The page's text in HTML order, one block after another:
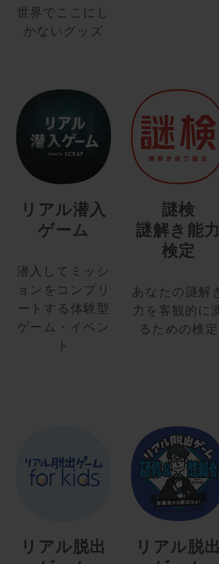
世界でここにし
かないグッズ
リアル潜入
ゲーム
潜入してミッシ
ョンをコンプリ
ートする体験型
ゲーム・イベン
ト
謎検
謎解き能
検定
あなたの謎解
力を客観的に
るための検定
リアル脱出
リアル脱